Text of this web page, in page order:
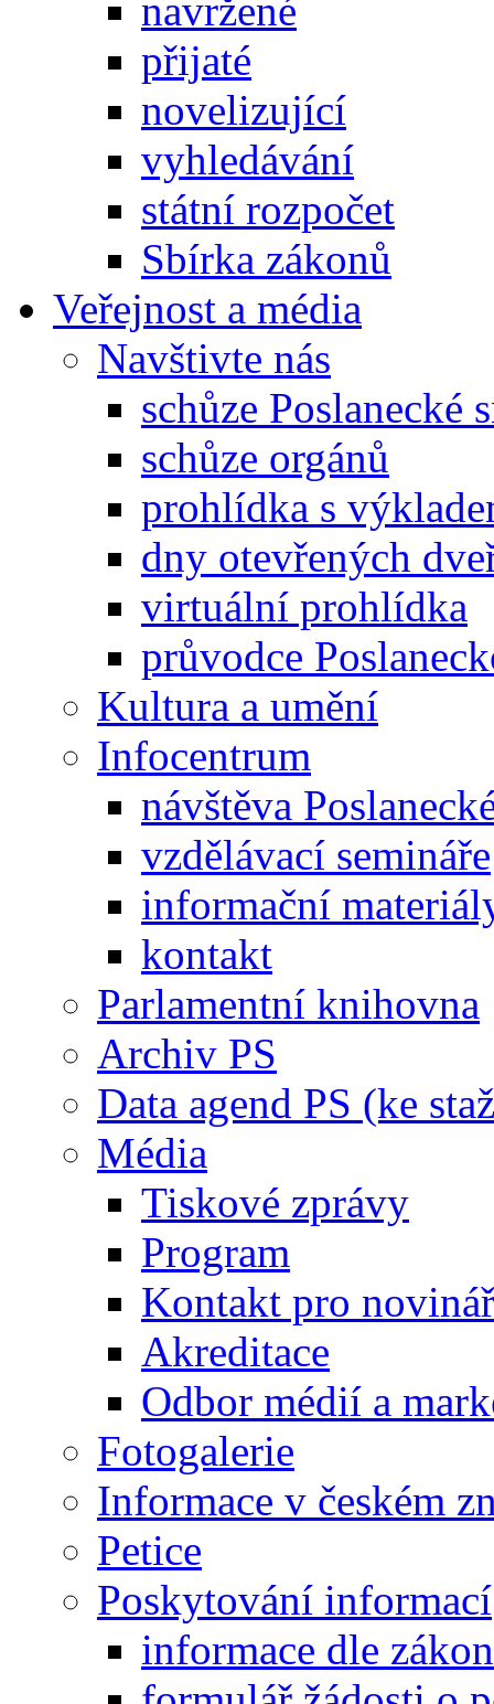
navržené
přijaté
novelizující
vyhledávání
státní rozpočet
Sbírka zákonů
Veřejnost a média
Navštivte nás
schůze Poslanecké
schůze orgánů
prohlídka s
dny otevřených
virtuální prohlídka
průvodce
Kultura a umění
Infocentrum
návštěva
vzdělávací semináře
informační
kontakt
Parlamentní knihovna
Archiv PS
Data agend PS (ke
Média
Tiskové zprávy
Program
Kontakt pro
Akreditace
Odbor médií a
Fotogalerie
Informace v českém
Petice
Poskytování informací
informace dle